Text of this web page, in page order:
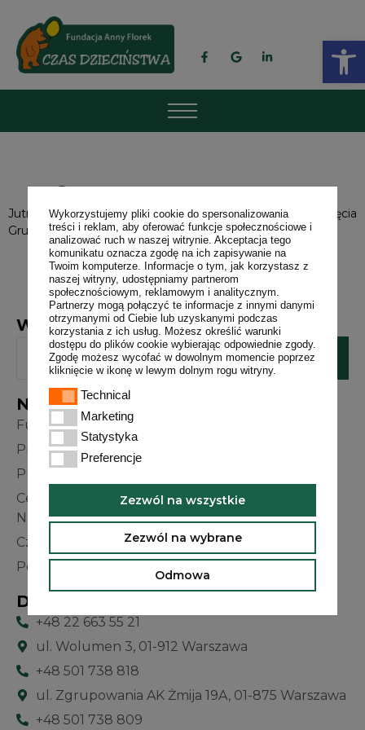
Wykorzystujemy pliki cookie do spersonalizowania
treści i reklam, aby oferować funkcje społecznościowe i
analizować ruch w naszej witrynie. Akceptacja tego
komunikatu oznacza zgodę na ich zapisywanie na
Twoim komputerze. Informacje o tym, jak korzystasz z
naszej witryny, udostępniamy partnerom
społecznościowym, reklamowym i analitycznym.
Partnerzy mogą połączyć te informacje z innymi danymi
otrzymanymi od Ciebie lub uzyskanymi podczas
korzystania z ich usług. Możesz określić warunki
dostępu do plików cookie wybierając odpowiednie zgody.
Zgodę możesz wycofać w dowolnym momencie poprzez
kliknięcie w ikonę w lewym dolnym rogu witryny.
TechnicalTechnical
MarketingMarketing
StatystykaStatystyka
PreferencjePreferencje
Zezwól na wszystkie
Zezwól na wybrane
Odmowa
Grupa przygotowawcza
Jutro zapraszamy na pierwsze w tym roku szkolnym zajęcia
Grupy Przygotowawczej. Więcej informacjitutaj.
Dane kontaktowe
+48 22 663 55 21
ul. Wolumen 3, 01-912 Warszawa
+48 501 738 818
ul. Zgrupowania AK Żmija 19A, 01-875 Warszawa
+48 501 738 809
Nawigacja
Fundacja
Przedszkole
Punkt konsultacyjny
Centrum Doskonalenia
Nauczycieli
Czasopismo "Czas Dzieciństwa"
Polityka prywatności
Wyszukaj frazę